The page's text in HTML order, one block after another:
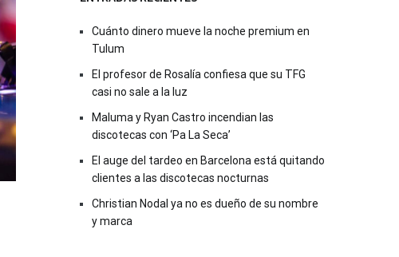
Cuánto dinero mueve la noche premium en
Tulum
El profesor de Rosalía confiesa que su TFG
casi no sale a la luz
Maluma y Ryan Castro incendian las
discotecas con ‘Pa La Seca’
El auge del tardeo en Barcelona está quitando
clientes a las discotecas nocturnas
Christian Nodal ya no es dueño de su nombre
y marca